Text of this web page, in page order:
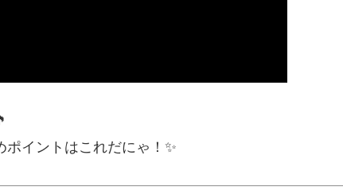
イントはこれだにゃ！✨